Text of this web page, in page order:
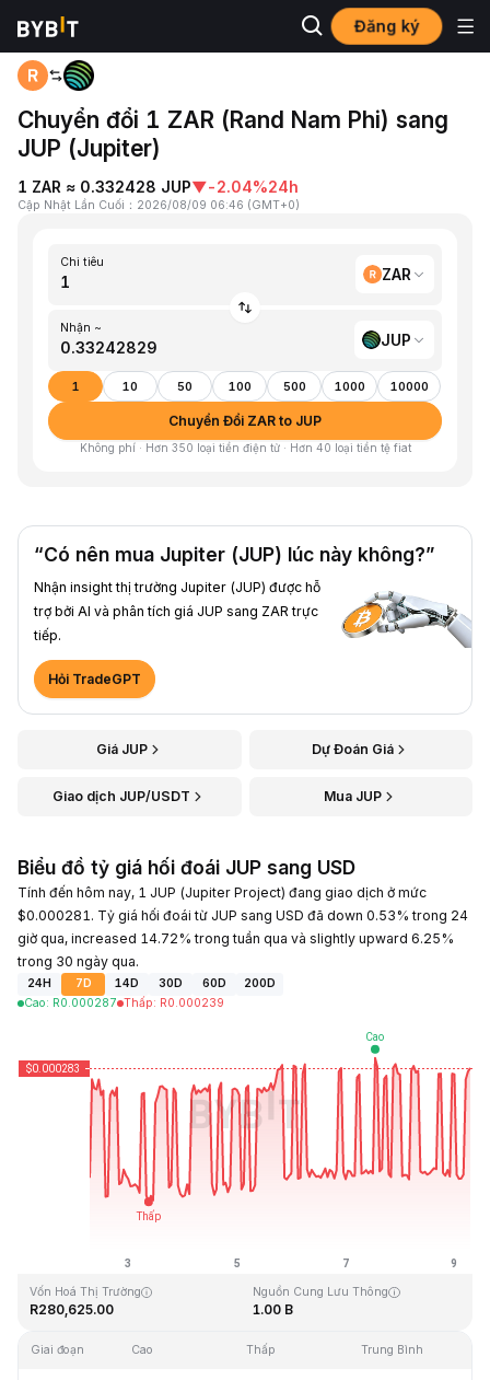
Đăng ký
Trang chủ
Chuyển đổi 1 ZAR (Rand Nam Phi) sang
JUP (Jupiter)
1 ZAR ≈ 0.332428 JUP▼-2.04%24h
Cập Nhật Lần Cuối ： 2026/08/09 06:46 (GMT+0)
Chi tiêu
ZAR
Nhận ~
JUP
1 10 50 100 500 1000 10000
Chuyển Đổi ZAR to JUP
Không phí · Hơn 350 loại tiền điện tử · Hơn 40 loại tiền tệ fiat
“Có nên mua Jupiter (JUP) lúc này không?”
Nhận insight thị trường Jupiter (JUP) được hỗ
trợ bởi AI và phân tích giá JUP sang ZAR trực
tiếp.
Hỏi TradeGPT
Giá JUP Dự Đoán Giá
Giao dịch JUP/USDT Mua JUP
Biểu đồ tỷ giá hối đoái JUP sang USD
Tính đến hôm nay, 1 JUP (Jupiter Project) đang giao dịch ở mức
$0.000281. Tỷ giá hối đoái từ JUP sang USD đã down 0.53% trong 24
giờ qua, increased 14.72% trong tuần qua và slightly upward 6.25%
trong 30 ngày qua.
24H 7D 14D 30D 60D
200D
Cao: R0.000287 Thấp: R0.000239
Cập Nhật Lần Cuối: 2026-08-09, 06:46 GMT+0
Vốn Hoá Thị Trường
R280,625.00
Nguồn Cung Lưu Thông
1.00 B
Giai đoạn Cao Thấp Trung Bình